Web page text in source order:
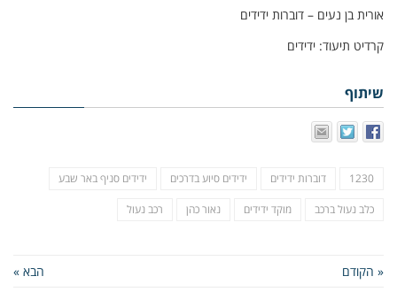
אורית בן נעים – דוברות ידידים
קרדיט תיעוד: ידידים
שיתוף
1230 דוברות ידידים ידידים סיוע בדרכים ידידים סניף באר שבע
כלב נעול ברכב מוקד ידידים נאור כהן רכב נעול
« הקודם הבא »